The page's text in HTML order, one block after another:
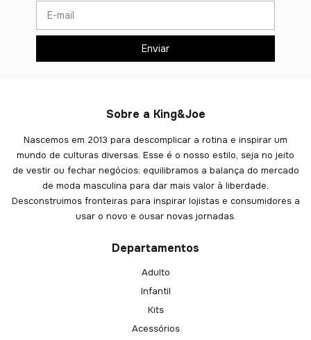
Sobre a King&Joe
Nascemos em 2013 para descomplicar a rotina e inspirar um
mundo de culturas diversas. Esse é o nosso estilo, seja no jeito
de vestir ou fechar negócios: equilibramos a balança do mercado
de moda masculina para dar mais valor à liberdade.
Desconstruimos fronteiras para inspirar lojistas e consumidores a
usar o novo e ousar novas jornadas.
Departamentos
Adulto
Infantil
Kits
Acessórios